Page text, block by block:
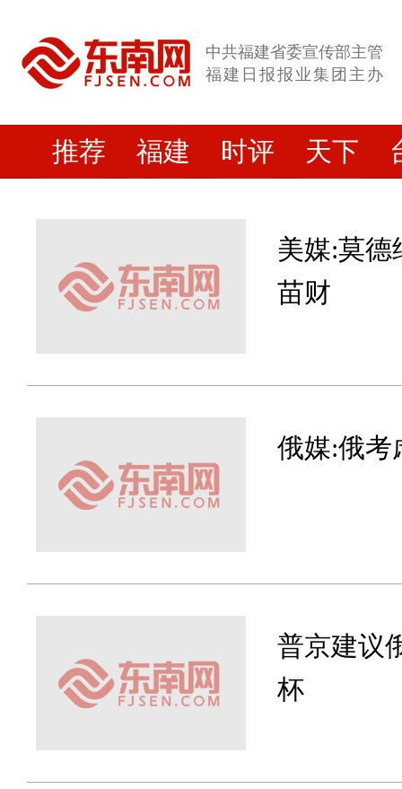
中共福建省委宣传部主管
福建日报报业集团主办
推荐 福建 时评 天下
美媒:莫德
苗财
俄媒:俄考
普京建议
杯